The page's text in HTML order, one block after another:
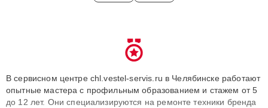
В сервисном центре chl.vestel-servis.ru в Челябинске работают
опытные мастера с профильным образованием и стажем от 5
до 12 лет. Они специализируются на ремонте техники бренда